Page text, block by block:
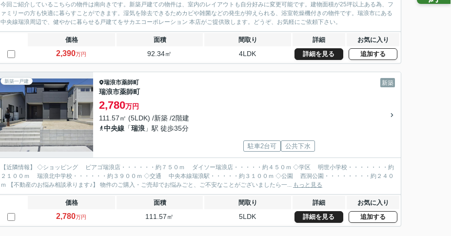
今回ご紹介しているこちらの物件は南向きです。新築戸建ての物件は、室内のレイアウトも自分好みに変更可能です。建物面積が25坪以上ある為、フ
ァミリーの方も快適に暮らすことができます。湿気を除去できるためカビや雑菌などの発生が抑えられる、浴室乾燥機付きの物件です。瑞浪市にある
中央線瑞浪周辺で、健やかに暮らせる戸建てをサカエコーポレーション 本店がご提供致します。どうぞ、お気軽にご依頼下さい。
価格 面積 間取り 詳細 お気に入り
2,390万円 92.34㎡ 4LDK 詳細を見る 追加する
新築一戸建 新築
瑞浪市薬師町
瑞浪市薬師町
2,780万円
111.57㎡ (5LDK) /新築 /2階建
中央線 「瑞浪 」駅 徒歩35分
駐車2台可 公共下水
【近隣情報】 ◇ショッピング ピアゴ瑞浪店・・・・・・約７５０ｍ ダイソー瑞浪店・・・・・約４５０ｍ ◇学区 明世小学校・・・・・・・約
２１００ｍ 瑞浪北中学校・・・・・・約３９００ｍ ◇交通 中央本線瑞浪駅・・・・・約３１００ｍ ◇公園 西洞公園・・・・・・・・約２４０
ｍ 【不動産のお悩み相談承ります♪】 物件のご購入・ご売却でお悩みごと、ご不安なことがございましたら一... もっと見る
価格 面積 間取り 詳細 お気に入り
2,780万円 111.57㎡ 5LDK 詳細を見る 追加する